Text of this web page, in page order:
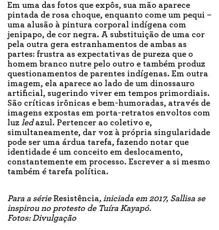
Em uma das fotos que expôs, sua mão aparece
pintada de rosa choque, enquanto come um pequi –
uma alusão à pintura corporal indígena com
jenipapo, de cor negra. A substituição de uma cor
pela outra gera estranhamentos de ambas as
partes: frustra as expectativas de pureza que o
homem branco nutre pelo outro e também produz
questionamentos de parentes indígenas. Em outra
imagem, ela aparece ao lado de um dinossauro
artificial, sugerindo viver em tempos primordiais.
São críticas irônicas e bem-humoradas, através de
imagens expostas em porta-retratos envoltos com
luz ledazul. Pertencer ao coletivo e,
simultaneamente, dar voz à própria singularidade
pode ser uma árdua tarefa, fazendo notar que
identidade é um conceito em deslocamento,
constantemente em processo. Escrever a si mesmo
também é tarefa política.
Para a série Resistência, iniciada em 2017, Sallisa se
inspirou no protesto de Tuíra Kayapó.
Fotos: Divulgação